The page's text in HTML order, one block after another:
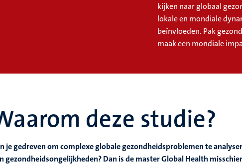
kijken naar globaal
lokale en mondiale
beïnvloeden. Pak
maak een mondiale
deze studie?
je gedreven om complexe globale gezondheidsproblemen te
gezondheidsongelijkheden? Dan is de master Global Health